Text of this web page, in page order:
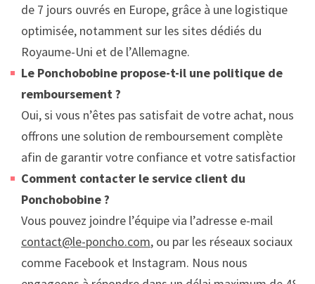
de 7 jours ouvrés en Europe, grâce à une logistique
optimisée, notamment sur les sites dédiés du
Royaume-Uni et de l’Allemagne.
Le Ponchobobine propose-t-il une politique de
remboursement ?
Oui, si vous n’êtes pas satisfait de votre achat, nous
offrons une solution de remboursement complète
afin de garantir votre confiance et votre satisfaction.
Comment contacter le service client du
Ponchobobine ?
Vous pouvez joindre l’équipe via l’adresse e-mail
contact@le-poncho.com, ou par les réseaux sociaux
comme Facebook et Instagram. Nous nous